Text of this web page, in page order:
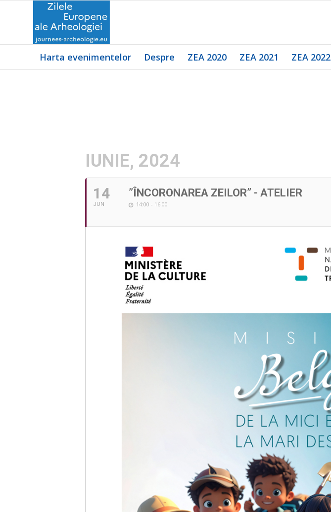
Harta evenimentelor Despre ZEA 2020 ZEA 2021 ZEA 2022
IUNIE, 2024
14
JUN
”ÎNCORONAREA ZEILOR” - ATELIER
14:00 - 16:00